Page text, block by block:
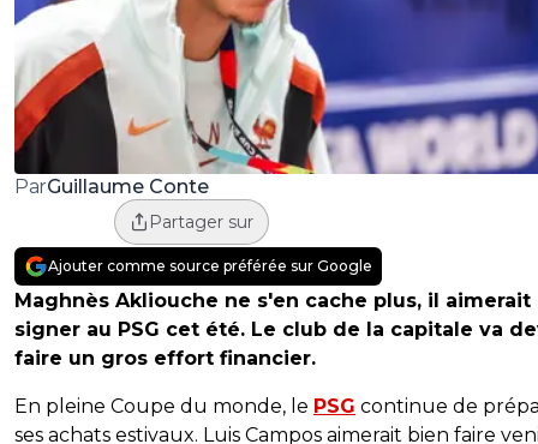
ParGuillaume Conte
Partager sur
Ajouter comme source préférée sur Google
Maghnès Akliouche ne s'en cache plus, il aimerait
signer au PSG cet été. Le club de la capitale va
faire un gros effort financier.
En pleine Coupe du monde, le PSG continue de
ses achats estivaux. Luis Campos aimerait bien faire